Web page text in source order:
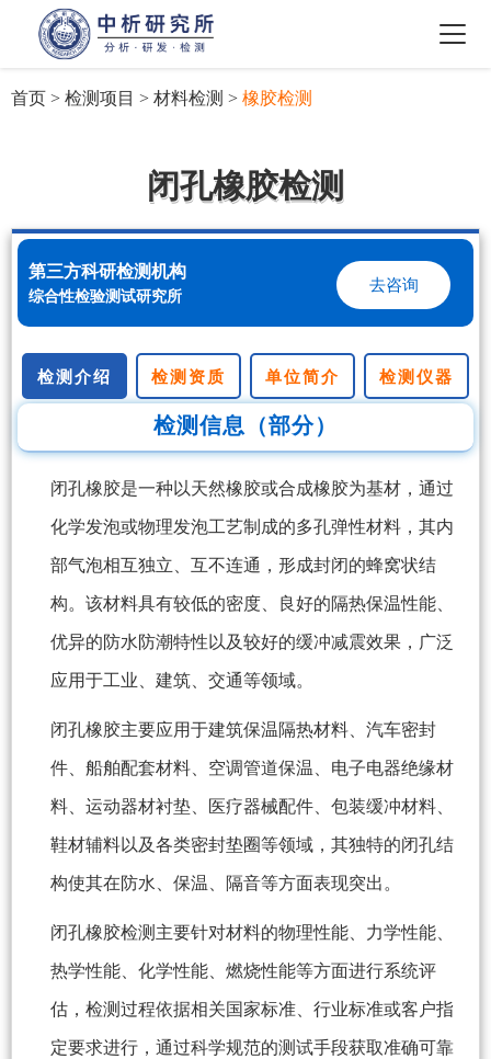
首页 > 检测项目 > 材料检测 > 橡胶检测
闭孔橡胶检测
第三方科研检测机构
综合性检验测试研究所
去咨询
检测介绍 检测资质 单位简介 检测仪器
检测信息（部分）
闭孔橡胶是一种以天然橡胶或合成橡胶为基材，通过
化学发泡或物理发泡工艺制成的多孔弹性材料，其内
部气泡相互独立、互不连通，形成封闭的蜂窝状结
构。该材料具有较低的密度、良好的隔热保温性能、
优异的防水防潮特性以及较好的缓冲减震效果，广泛
应用于工业、建筑、交通等领域。
闭孔橡胶主要应用于建筑保温隔热材料、汽车密封
件、船舶配套材料、空调管道保温、电子电器绝缘材
料、运动器材衬垫、医疗器械配件、包装缓冲材料、
鞋材辅料以及各类密封垫圈等领域，其独特的闭孔结
构使其在防水、保温、隔音等方面表现突出。
闭孔橡胶检测主要针对材料的物理性能、力学性能、
热学性能、化学性能、燃烧性能等方面进行系统评
估，检测过程依据相关国家标准、行业标准或客户指
定要求进行，通过科学规范的测试手段获取准确可靠